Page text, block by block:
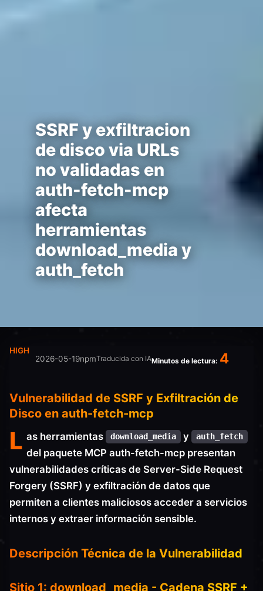
SSRF y exfiltracion
de disco via URLs
no validadas en
auth-fetch-mcp
afecta
herramientas
download_media y
auth_fetch
HIGH
2026-05-19npmTraducida con IAMinutos de lectura: 4
Vulnerabilidad de SSRF y Exfiltración de
Disco en auth-fetch-mcp
L as herramientas download_media y auth_fetch
del paquete MCP auth-fetch-mcp presentan
vulnerabilidades críticas de Server-Side Request
Forgery (SSRF) y exfiltración de datos que
permiten a clientes maliciosos acceder a servicios
internos y extraer información sensible.
Descripción Técnica de la Vulnerabilidad
Sitio 1: download_media - Cadena SSRF +